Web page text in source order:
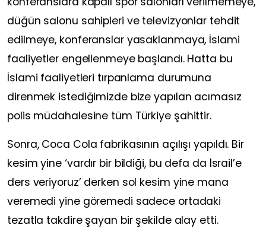
düğün salonu sahipleri ve televizyonlar tehdit
edilmeye, konferanslar yasaklanmaya, İslami
faaliyetler engellenmeye başlandı. Hatta bu
İslami faaliyetleri tırpanlama durumuna
direnmek istediğimizde bize yapılan acımasız
polis müdahalesine tüm Türkiye şahittir.
Sonra, Coca Cola fabrikasının açılışı yapıldı. Bir
kesim yine ‘vardır bir bildiği, bu defa da İsrail’e
ders veriyoruz’ derken sol kesim yine mana
veremedi yine göremedi sadece ortadaki
tezatla takdire şayan bir şekilde alay etti.